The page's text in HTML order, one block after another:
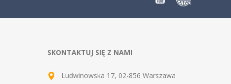
SKONTAKTUJ SIĘ Z NAMI
Ludwinowska 17, 02-856 Warszawa